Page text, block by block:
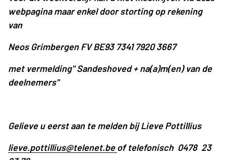
webpagina maar enkel door storting op rekening
van
Neos Grimbergen FVBE93 7341 7920 3667
met vermelding" Sandeshoved + na(a)m(en) van de
deelnemers"
Gelieve u eerst aan te melden bij Lieve Pottillius
lieve.pottillius@telenet.beof telefonisch 0478 23